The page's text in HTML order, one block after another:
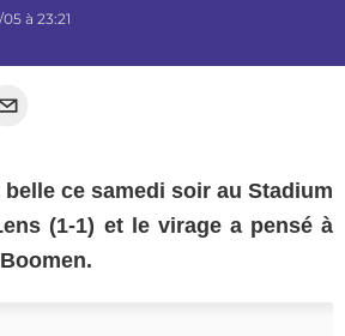
05 à 23:21
belle ce samedi soir au Stadium
(1-1) et le virage a pensé à